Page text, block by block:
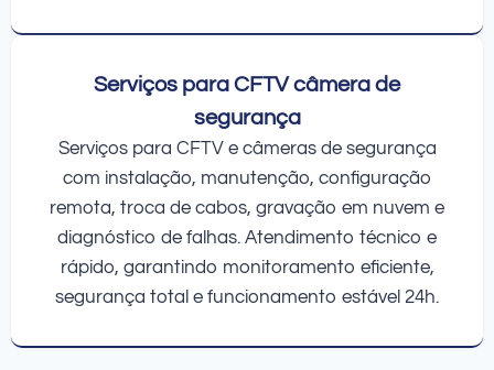
Serviços para CFTV câmera de
segurança
Serviços para CFTV e câmeras de segurança
com instalação, manutenção, configuração
remota, troca de cabos, gravação em nuvem e
diagnóstico de falhas. Atendimento técnico e
rápido, garantindo monitoramento eficiente,
segurança total e funcionamento estável 24h.